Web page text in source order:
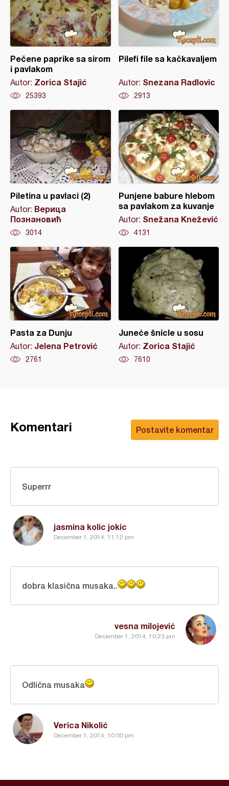
Pečene paprike sa sirom
i pavlakom
Autor: Zorica Stajić
25393
Pilefi file sa kačkavaljem
Autor: Snezana Radlovic
2913
Piletina u pavlaci (2)
Autor: Верица
Познановић
3014
Punjene babure hlebom
sa pavlakom za kuvanje
Autor: Snežana Knežević
4131
Pasta za Dunju
Autor: Jelena Petrović
2761
Juneće šnicle u sosu
Autor: Zorica Stajić
7610
Postavite komentar
Komentari
jasmina kolic jokic
December 1, 2014, 11:12 pm
Superrr
vesna milojević
December 1, 2014, 10:23 pm
dobra klasična musaka..
Verica Nikolić
December 1, 2014, 10:00 pm
Odlična musaka